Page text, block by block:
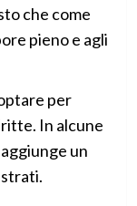
che come
pieno e agli
per
In alcune
un